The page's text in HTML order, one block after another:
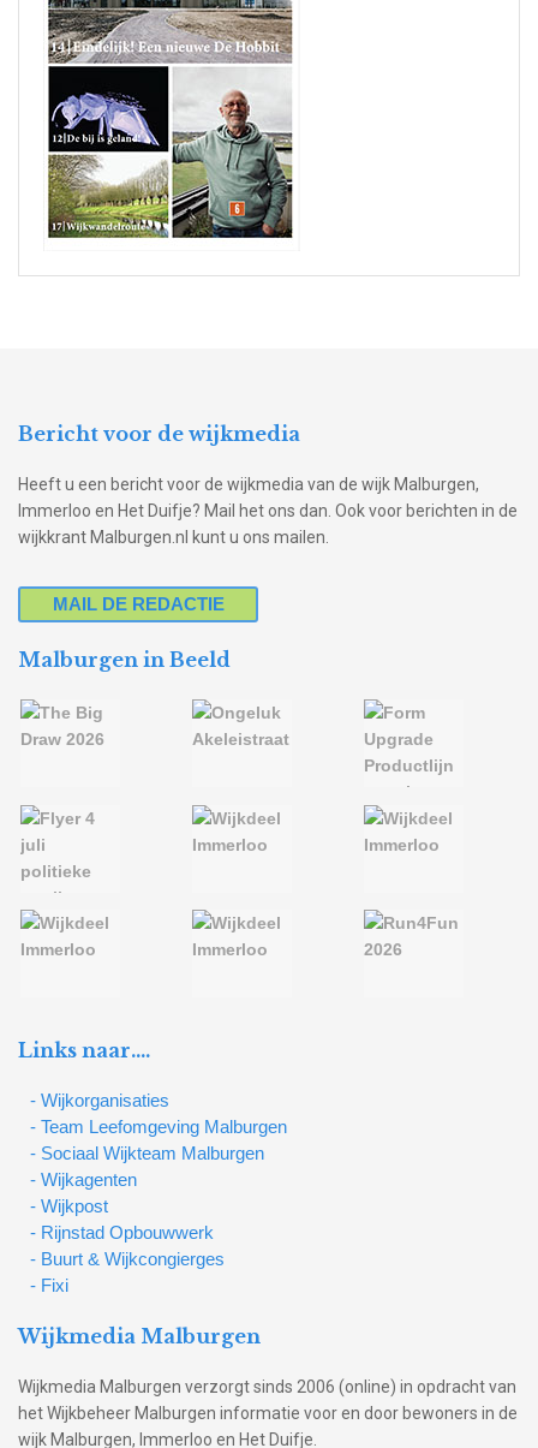
Bericht voor de wijkmedia
Heeft u een bericht voor de wijkmedia van de wijk Malburgen,
Immerloo en Het Duifje? Mail het ons dan. Ook voor berichten in de
wijkkrant Malburgen.nl kunt u ons mailen.
MAIL DE REDACTIE
Malburgen in Beeld
Links naar….
- Wijkorganisaties
- Team Leefomgeving Malburgen
- Sociaal Wijkteam Malburgen
- Wijkagenten
- Wijkpost
- Rijnstad Opbouwwerk
- Buurt & Wijkcongierges
- Fixi
Wijkmedia Malburgen
Wijkmedia Malburgen verzorgt sinds 2006 (online) in opdracht van
het Wijkbeheer Malburgen informatie voor en door bewoners in de
wijk Malburgen, Immerloo en Het Duifje.